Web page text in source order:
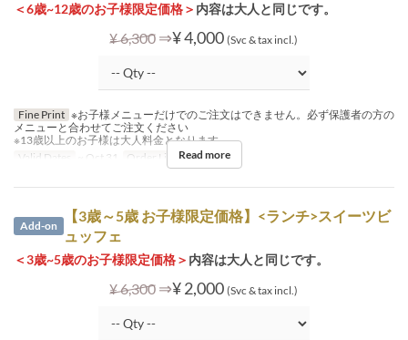
＜6歳~12歳のお子様限定価格＞ 内容は大人と同じです。
¥ 6,300 ⇒¥ 4,000 (Svc & tax incl.)
Fine Print ※お子様メニューだけでのご注文はできません。必ず保護者の方の
メニューと合わせてご注文ください
※13歳以上のお子様は大人料金となります
Valid Dates
~ Oct 31 Order Limit 1 ~
Read more
Add-on
【3歳～5歳 お子様限定価格】<ランチ>スイーツビ
ュッフェ
＜3歳~5歳のお子様限定価格＞ 内容は大人と同じです。
¥ 6,300 ⇒¥ 2,000 (Svc & tax incl.)